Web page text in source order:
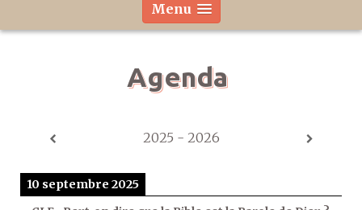
Menu
Agenda
2025 - 2026
10 septembre 2025